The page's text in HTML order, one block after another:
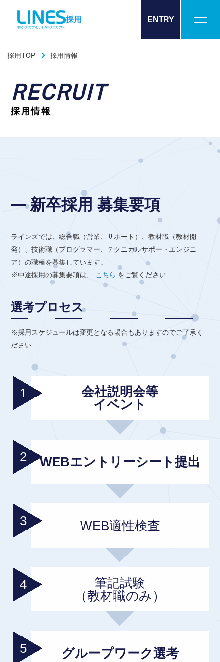
採用 ENTRY
採用TOP 採用情報
RECRUIT
採用情報
新卒採用 募集要項
ラインズでは、総合職（営業、サポート）、教材職（教材開
発）、技術職（プログラマー、テクニカルサポートエンジニ
ア）の職種を募集しています。
※中途採用の募集要項は、 こちら をご覧ください
選考プロセス
※採用スケジュールは変更となる場合もありますのでご了承く
ださい
会社説明会等
イベント
WEBエントリーシート提出
WEB適性検査
筆記試験
（教材職のみ）
グループワーク選考